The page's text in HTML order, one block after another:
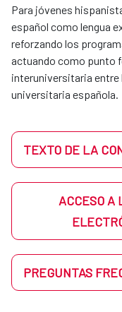
Para jóvenes
español como lengua
reforzando los
actuando como punto
interuniversitaria entre
universitaria española.​​
TEXTO DE LA
ACCESO A
PREGUNTAS